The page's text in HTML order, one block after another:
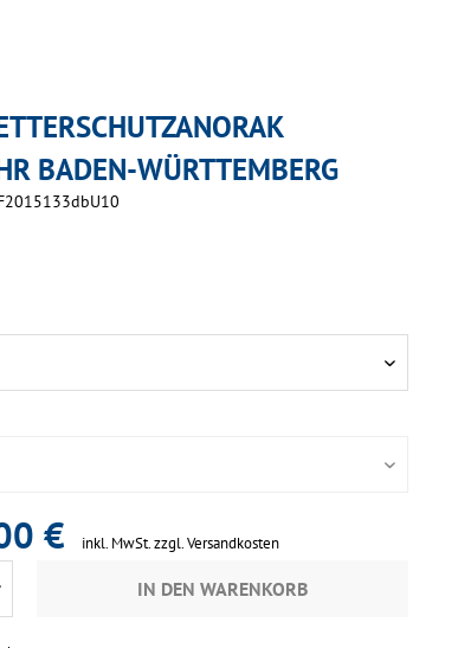
BADEN-WÜRTTEMBERG
€ inkl. MwSt.zzgl. Versandkosten
IN DEN WARENKORB